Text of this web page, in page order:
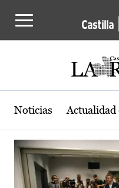
Actualidad de
Noticias Actualidad